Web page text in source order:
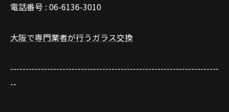
電話番号 : 06-6136-3010
大阪で専門業者が行うガラス交換
--------------------------------------------------------------------
--